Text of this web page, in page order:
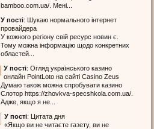
bamboo.com.ua/. Мені...
У пості: Шукаю нормального інтернет
провайдера
У кожного регіону свій ресурс новин є.
Тому можна інформацію щодо конкретних
областей...
У пості: Огляд українського казино
онлайн PointLoto на сайті Casino Zeus
Думаю також можна спробувати казино
Слотор https://zhovkva-specshkola.com.ua/.
Адже, якщо я не...
У пості: Цитата дня
«Якщо ви не читаєте газету, ви не